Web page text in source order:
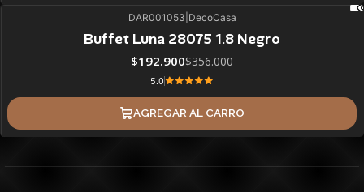
DAR001053 DecoCasa
Buffet Luna 28075 1.8 Negro
$192.900$356.000
5.0
AGREGAR AL CARRO